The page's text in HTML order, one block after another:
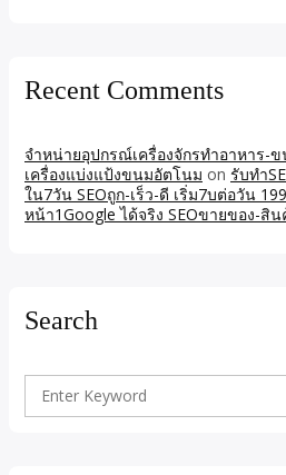
Recent Comments
จำหน่ายอุปกรณ์เครื่องจักรทำอาหาร-
เครื่องแบ่งแป้งขนมอัตโนม on รับทำ
ใน7วัน SEOถูก-เร็ว-ดี เริ่ม7บต่อวัน
หน้า1Google ได้จริง SEOขายของ-สิ
Search
Search